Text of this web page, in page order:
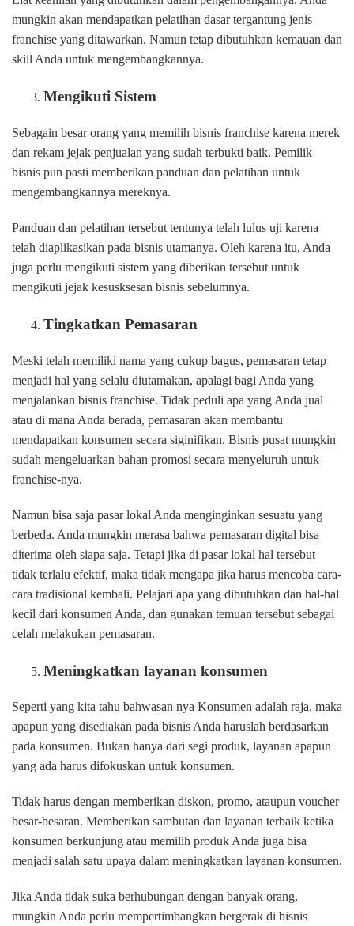
mungkin akan mendapatkan pelatihan dasar tergantung jenis
franchise yang ditawarkan. Namun tetap dibutuhkan kemauan dan
skill Anda untuk mengembangkannya.
Mengikuti Sistem
Sebagain besar orang yang memilih bisnis franchise karena merek
dan rekam jejak penjualan yang sudah terbukti baik. Pemilik
bisnis pun pasti memberikan panduan dan pelatihan untuk
mengembangkannya mereknya.
Panduan dan pelatihan tersebut tentunya telah lulus uji karena
telah diaplikasikan pada bisnis utamanya. Oleh karena itu, Anda
juga perlu mengikuti sistem yang diberikan tersebut untuk
mengikuti jejak kesusksesan bisnis sebelumnya.
Tingkatkan Pemasaran
Meski telah memiliki nama yang cukup bagus, pemasaran tetap
menjadi hal yang selalu diutamakan, apalagi bagi Anda yang
menjalankan bisnis franchise. Tidak peduli apa yang Anda jual
atau di mana Anda berada, pemasaran akan membantu
mendapatkan konsumen secara siginifikan. Bisnis pusat mungkin
sudah mengeluarkan bahan promosi secara menyeluruh untuk
franchise-nya.
Namun bisa saja pasar lokal Anda menginginkan sesuatu yang
berbeda. Anda mungkin merasa bahwa pemasaran digital bisa
diterima oleh siapa saja. Tetapi jika di pasar lokal hal tersebut
tidak terlalu efektif, maka tidak mengapa jika harus mencoba cara-
cara tradisional kembali. Pelajari apa yang dibutuhkan dan hal-hal
kecil dari konsumen Anda, dan gunakan temuan tersebut sebagai
celah melakukan pemasaran.
Meningkatkan layanan konsumen
Seperti yang kita tahu bahwasan nya Konsumen adalah raja, maka
apapun yang disediakan pada bisnis Anda haruslah berdasarkan
pada konsumen. Bukan hanya dari segi produk, layanan apapun
yang ada harus difokuskan untuk konsumen.
Tidak harus dengan memberikan diskon, promo, ataupun voucher
besar-besaran. Memberikan sambutan dan layanan terbaik ketika
konsumen berkunjung atau memilih produk Anda juga bisa
menjadi salah satu upaya dalam meningkatkan layanan konsumen.
Jika Anda tidak suka berhubungan dengan banyak orang,
mungkin Anda perlu mempertimbangkan bergerak di bisnis